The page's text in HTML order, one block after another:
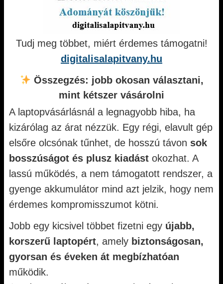
Tudj meg többet, miért érdemes támogatni!
digitalisalapitvany.hu
Összegzés: jobb okosan választani,
mint kétszer vásárolni
A laptopvásárlásnál a legnagyobb hiba, ha
kizárólag az árat nézzük. Egy régi, elavult gép
elsőre olcsónak tűnhet, de hosszú távon sok
bosszúságot és plusz kiadást okozhat. A
lassú működés, a nem támogatott rendszer, a
gyenge akkumulátor mind azt jelzik, hogy nem
érdemes kompromisszumot kötni.
Jobb egy kicsivel többet fizetni egy újabb,
korszerű laptopért, amely biztonságosan,
gyorsan és éveken át megbízhatóan
működik.